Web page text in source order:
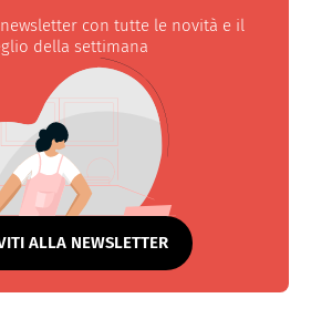
con tutte le novità e il
della settimana
ALLA NEWSLETTER